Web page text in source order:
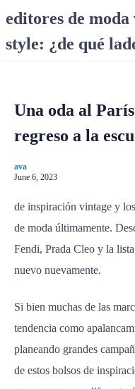
editores de moda
style: ¿de qué
Una oda al
regreso a la
ava
June 6, 2023
de inspiración vintage y
de moda últimamente.
Fendi, Prada Cleo y la
nuevo nuevamente.
Si bien muchas de las
tendencia como
planeando grandes
de estos bolsos de